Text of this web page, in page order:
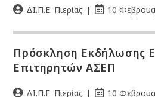
ΔΙ.Π.Ε. Πιερίας 10
Πρόσκληση Εκδήλωσης
Επιτηρητών ΑΣΕΠ
ΔΙ.Π.Ε. Πιερίας 10